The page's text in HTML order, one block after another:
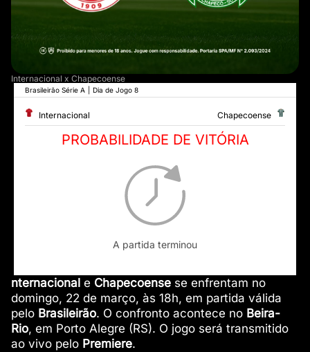
Internacional x Chapecoense
Brasileirão Série A Dia de Jogo 8
Internacional Chapecoense
PROBABILIDADE DE VITÓRIA
A partida terminou
nternacional e Chapecoensese enfrentam no
domingo, 22 de março, às 18h, em partida válida
pelo Brasileirão. O confronto acontece no Beira-
Rio, em Porto Alegre (RS). O jogo será transmitido
ao vivo pelo Premiere.